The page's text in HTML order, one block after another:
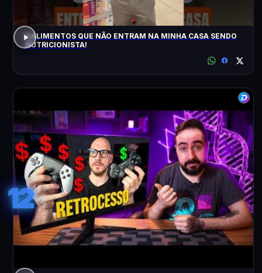
5 ALIMENTOS QUE NÃO ENTRAM NA MINHA CASA SENDO
NUTRICIONISTA!
12